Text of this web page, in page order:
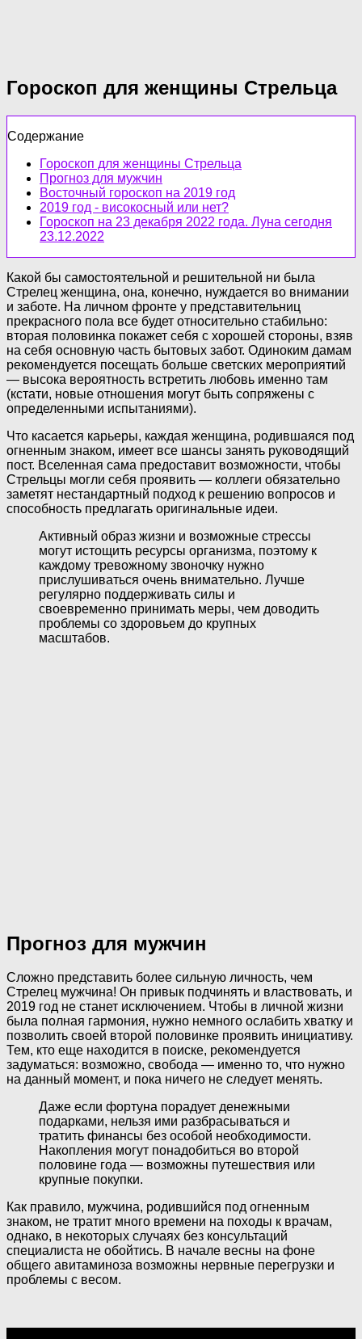
Гороскоп для женщины Стрельца
Содержание
Гороскоп для женщины Стрельца
Прогноз для мужчин
Восточный гороскоп на 2019 год
2019 год - високосный или нет?
Гороскоп на 23 декабря 2022 года. Луна сегодня
23.12.2022
Какой бы самостоятельной и решительной ни была
Стрелец женщина, она, конечно, нуждается во внимании
и заботе. На личном фронте у представительниц
прекрасного пола все будет относительно стабильно:
вторая половинка покажет себя с хорошей стороны, взяв
на себя основную часть бытовых забот. Одиноким дамам
рекомендуется посещать больше светских мероприятий
— высока вероятность встретить любовь именно там
(кстати, новые отношения могут быть сопряжены с
определенными испытаниями).
Что касается карьеры, каждая женщина, родившаяся под
огненным знаком, имеет все шансы занять руководящий
пост. Вселенная сама предоставит возможности, чтобы
Стрельцы могли себя проявить — коллеги обязательно
заметят нестандартный подход к решению вопросов и
способность предлагать оригинальные идеи.
Активный образ жизни и возможные стрессы
могут истощить ресурсы организма, поэтому к
каждому тревожному звоночку нужно
прислушиваться очень внимательно. Лучше
регулярно поддерживать силы и
своевременно принимать меры, чем доводить
проблемы со здоровьем до крупных
масштабов.
Прогноз для мужчин
Сложно представить более сильную личность, чем
Стрелец мужчина! Он привык подчинять и властвовать, и
2019 год не станет исключением. Чтобы в личной жизни
была полная гармония, нужно немного ослабить хватку и
позволить своей второй половинке проявить инициативу.
Тем, кто еще находится в поиске, рекомендуется
задуматься: возможно, свобода — именно то, что нужно
на данный момент, и пока ничего не следует менять.
Даже если фортуна порадует денежными
подарками, нельзя ими разбрасываться и
тратить финансы без особой необходимости.
Накопления могут понадобиться во второй
половине года — возможны путешествия или
крупные покупки.
Как правило, мужчина, родившийся под огненным
знаком, не тратит много времени на походы к врачам,
однако, в некоторых случаях без консультаций
специалиста не обойтись. В начале весны на фоне
общего авитаминоза возможны нервные перегрузки и
проблемы с весом.